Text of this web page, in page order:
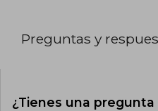
Preguntas y
¿Tienes una